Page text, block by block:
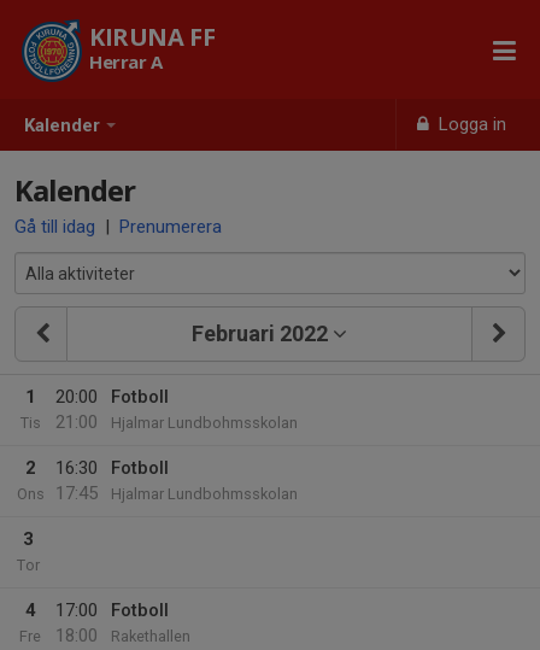
Kalender Logga in
KIRUNA FF
Herrar A
Kalender
Gå till idag | Prenumerera
Februari 2022
1
Tis
20:00
21:00
Fotboll
Hjalmar Lundbohmsskolan
2
Ons
16:30
17:45
Fotboll
Hjalmar Lundbohmsskolan
3
Tor
4
Fre
17:00
18:00
Fotboll
Rakethallen